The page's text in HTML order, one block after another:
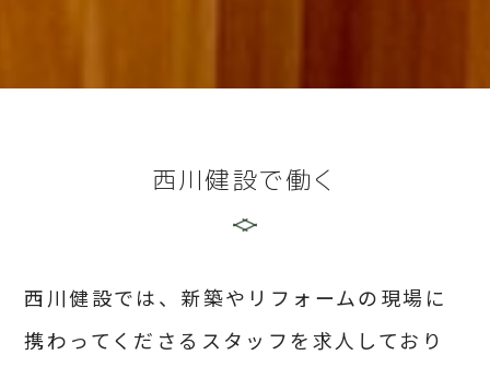
西川健設で働く
西川健設では、新築やリフォームの現場に
携わってくださるスタッフを求人しており